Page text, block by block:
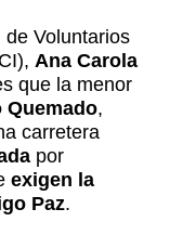
de Voluntarios
Ana Carola
que la menor
Quemado,
carretera
por
exigen la
Paz.